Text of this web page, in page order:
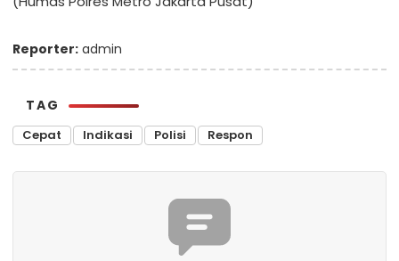
Reporter: admin
TAG
Cepat Indikasi Polisi Respon